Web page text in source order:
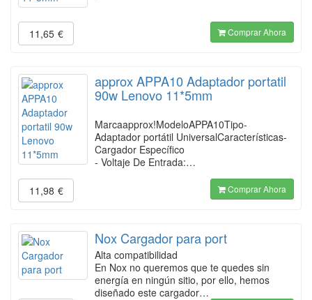
11,65 € Comprar Ahora
approx APPA10 Adaptador portatil
90w Lenovo 11*5mm
Marcaapprox!ModeloAPPA10Tipo-
Adaptador portátil UniversalCaracterísticas-
Cargador Específico
- Voltaje De Entrada:…
11,98 € Comprar Ahora
Nox Cargador para port
Alta compatibilidad
En Nox no queremos que te quedes sin
energía en ningún sitio, por ello, hemos
diseñado este cargador…